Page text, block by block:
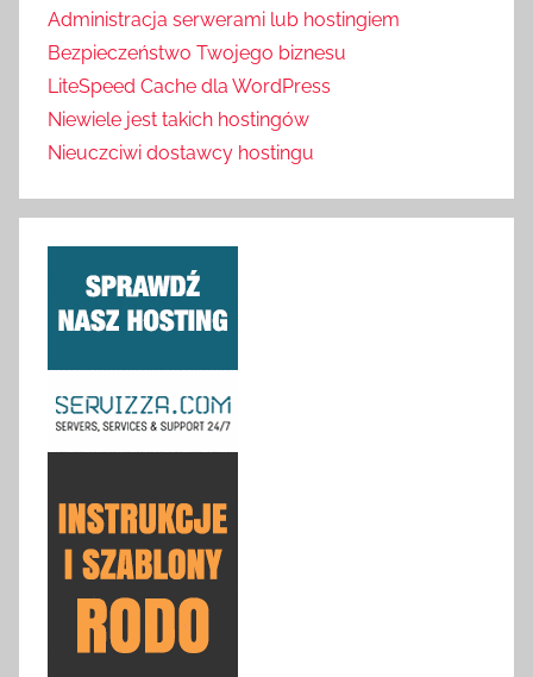
ż
y
Administracja serwerami lub hostingiem
Bezpieczeństwo Twojego biznesu
LiteSpeed Cache dla WordPress
Niewiele jest takich hostingów
Nieuczciwi dostawcy hostingu